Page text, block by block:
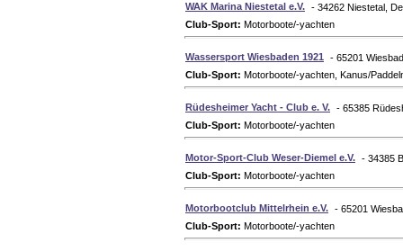
WAK Marina Niestetal e.V. - 34262 Niestetal,
Club-Sport: Motorboote/-yachten
Wassersport Wiesbaden 1921
- 65201
Club-Sport: Motorboote/-yachten, Kanus/
Rüdesheimer Yacht - Club e. V. - 65385
Club-Sport: Motorboote/-yachten
Motor-Sport-Club Weser-Diemel e.V. - 34385
Club-Sport: Motorboote/-yachten
Motorbootclub Mittelrhein e.V. - 65201
Club-Sport: Motorboote/-yachten